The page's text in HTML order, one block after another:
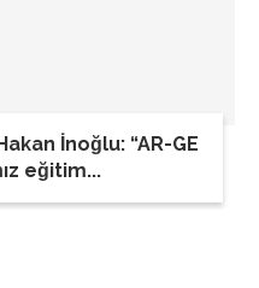
İnoğlu: “AR-GE
eğitim...